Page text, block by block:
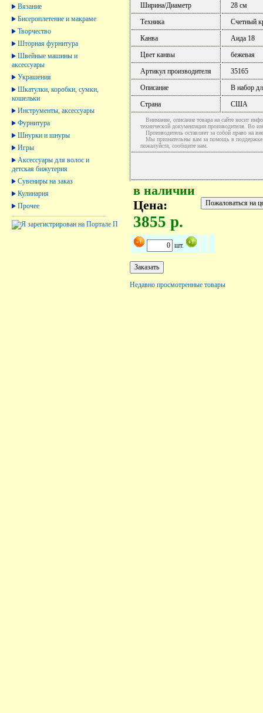
Вязание
Бисероплетение и макраме
Творчество
Шторная фурнитура
Швейные машины и
аксессуары
Украшения
Шкатулки, коробки, сумки,
кошельки
Инструменты, аксессуары
Фурнитура
Шнурки и шнуры
Игры
Аксессуары для волос и
детская бижутерия
Сувениры на заказ
Кулинария
Прочее
Ширина/Диаметр
28 см
Техника
Счетный
Канва
Аида 18
Цвет канвы
бежевая
Артикул производителя
35165
Описание
В набор
Страна
США
Внимание, описание товара на сайте носит
технической документации производителя. Во
Производитель оставляет за собой право на
Мы признательны вам за помощь в поддержке
пожалуйста, сообщите нам.
в наличии
Цена:
3855 р.
шт.
Недавно просмотренные товары